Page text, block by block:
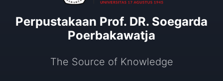
Perpustakaan Prof. DR. Soegarda
Poerbakawatja
The Source of Knowledge